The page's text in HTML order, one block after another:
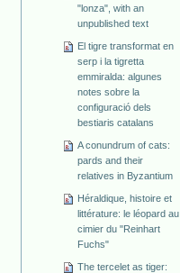
"lonza", with an
unpublished text
El tigre transformat en
serp i la tigretta
emmiralda: algunes
notes sobre la
configuració dels
bestiaris catalans
A conundrum of cats:
pards and their
relatives in Byzantium
Héraldique, histoire et
littérature: le léopard au
cimier du "Reinhart
Fuchs"
The tercelet as tiger: